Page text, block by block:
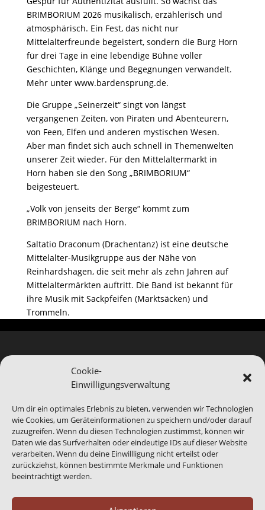
Cookie-
Einwilligungsverwaltung
Um dir ein optimales Erlebnis zu bieten, verwenden wir Technologien
wie Cookies, um Geräteinformationen zu speichern und/oder darauf
zuzugreifen. Wenn du diesen Technologien zustimmst, können wir
Daten wie das Surfverhalten oder eindeutige IDs auf dieser Website
verarbeiten. Wenn du deine Einwillligung nicht erteilst oder
zurückziehst, können bestimmte Merkmale und Funktionen
beeinträchtigt werden.
BRIMBORIUM 2026 musikalisch, erzählerisch und
atmosphärisch. Ein Fest, das nicht nur
Mittelalterfreunde begeistert, sondern die Burg Horn
für drei Tage in eine lebendige Bühne voller
Geschichten, Klänge und Begegnungen verwandelt.
Mehr unter www.bardensprung.de.
Die Gruppe „Seinerzeit“ singt von längst
vergangenen Zeiten, von Piraten und Abenteurern,
von Feen, Elfen und anderen mystischen Wesen.
Aber man findet sich auch schnell in Themenwelten
unserer Zeit wieder. Für den Mittelaltermarkt in
Horn haben sie den Song „BRIMBORIUM“
beigesteuert.
„Volk von jenseits der Berge“ kommt zum
BRIMBORIUM nach Horn.
Saltatio Draconum (Drachentanz) ist eine deutsche
Mittelalter-Musikgruppe aus der Nähe von
Reinhardshagen, die seit mehr als zehn Jahren auf
Mittelaltermärkten auftritt. Die Band ist bekannt für
ihre Musik mit Sackpfeifen (Marktsäcken) und
Trommeln.
Bei Blomberg24.de handelt es sich um ein Service-
Produkt von Blomberg Medien. Wir sind bei der
Abbildung von Veranstaltungen auf die
Informationen Dritter angewiesen, gerade das
benannte Ende eines Events kann abweichen.Daher
sind generell alle Angaben ohne Gewähr.